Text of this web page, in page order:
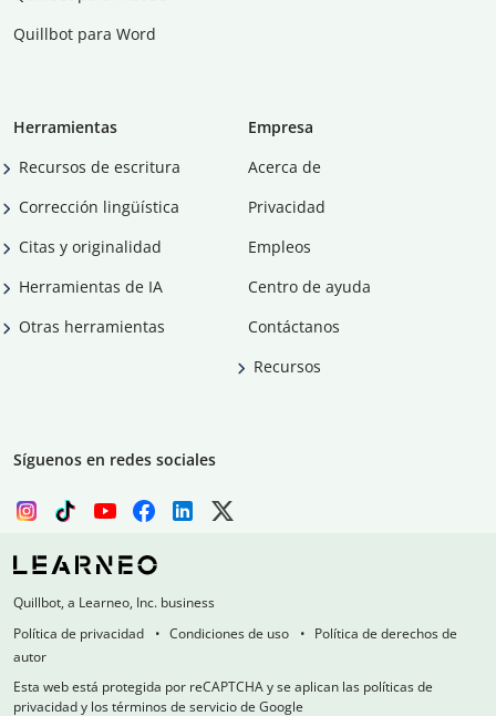
Quillbot para Word
Herramientas
Recursos de escritura
Corrección lingüística
Citas y originalidad
Herramientas de IA
Otras herramientas
Empresa
Acerca de
Privacidad
Empleos
Centro de ayuda
Contáctanos
Recursos
Síguenos en redes sociales
Quillbot, a Learneo, Inc. business
Política de privacidad
Condiciones de uso
Política de derechos de
autor
Esta web está protegida por reCAPTCHA y se aplican las políticas de
privacidad y los términos de servicio de Google